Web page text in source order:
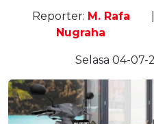
Reporter: M. Rafa
Nugraha
Selasa 04-07-